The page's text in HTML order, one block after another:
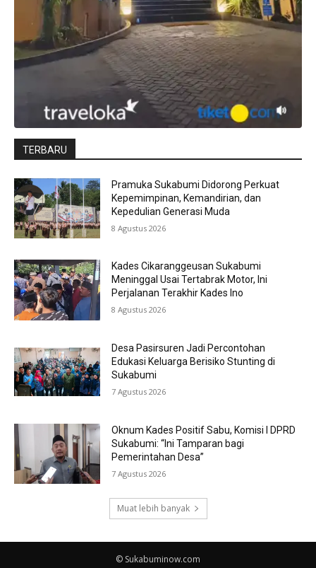
TERBARU
Pramuka Sukabumi Didorong Perkuat
Kepemimpinan, Kemandirian, dan
Kepedulian Generasi Muda
8 Agustus 2026
Kades Cikaranggeusan Sukabumi
Meninggal Usai Tertabrak Motor, Ini
Perjalanan Terakhir Kades Ino
8 Agustus 2026
Desa Pasirsuren Jadi Percontohan
Edukasi Keluarga Berisiko Stunting di
Sukabumi
7 Agustus 2026
Oknum Kades Positif Sabu, Komisi I DPRD
Sukabumi: “Ini Tamparan bagi
Pemerintahan Desa”
7 Agustus 2026
Muat lebih banyak
© Sukabuminow.com